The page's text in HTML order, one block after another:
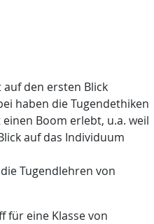
den ersten Blick
haben die Tugendethiken
Boom erlebt, u.a. weil
auf das Individuum
Tugendlehren von
für eine Klasse von